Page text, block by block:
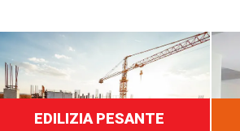
EDILIZIA PESANTE